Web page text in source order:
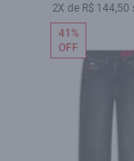
2X de R$ 144,50
41%
OFF